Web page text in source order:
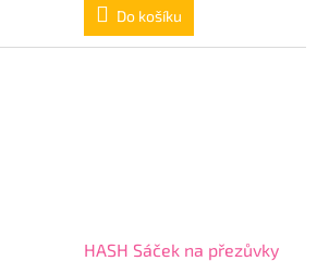
Do košíku
HASH Sáček na přezůvky